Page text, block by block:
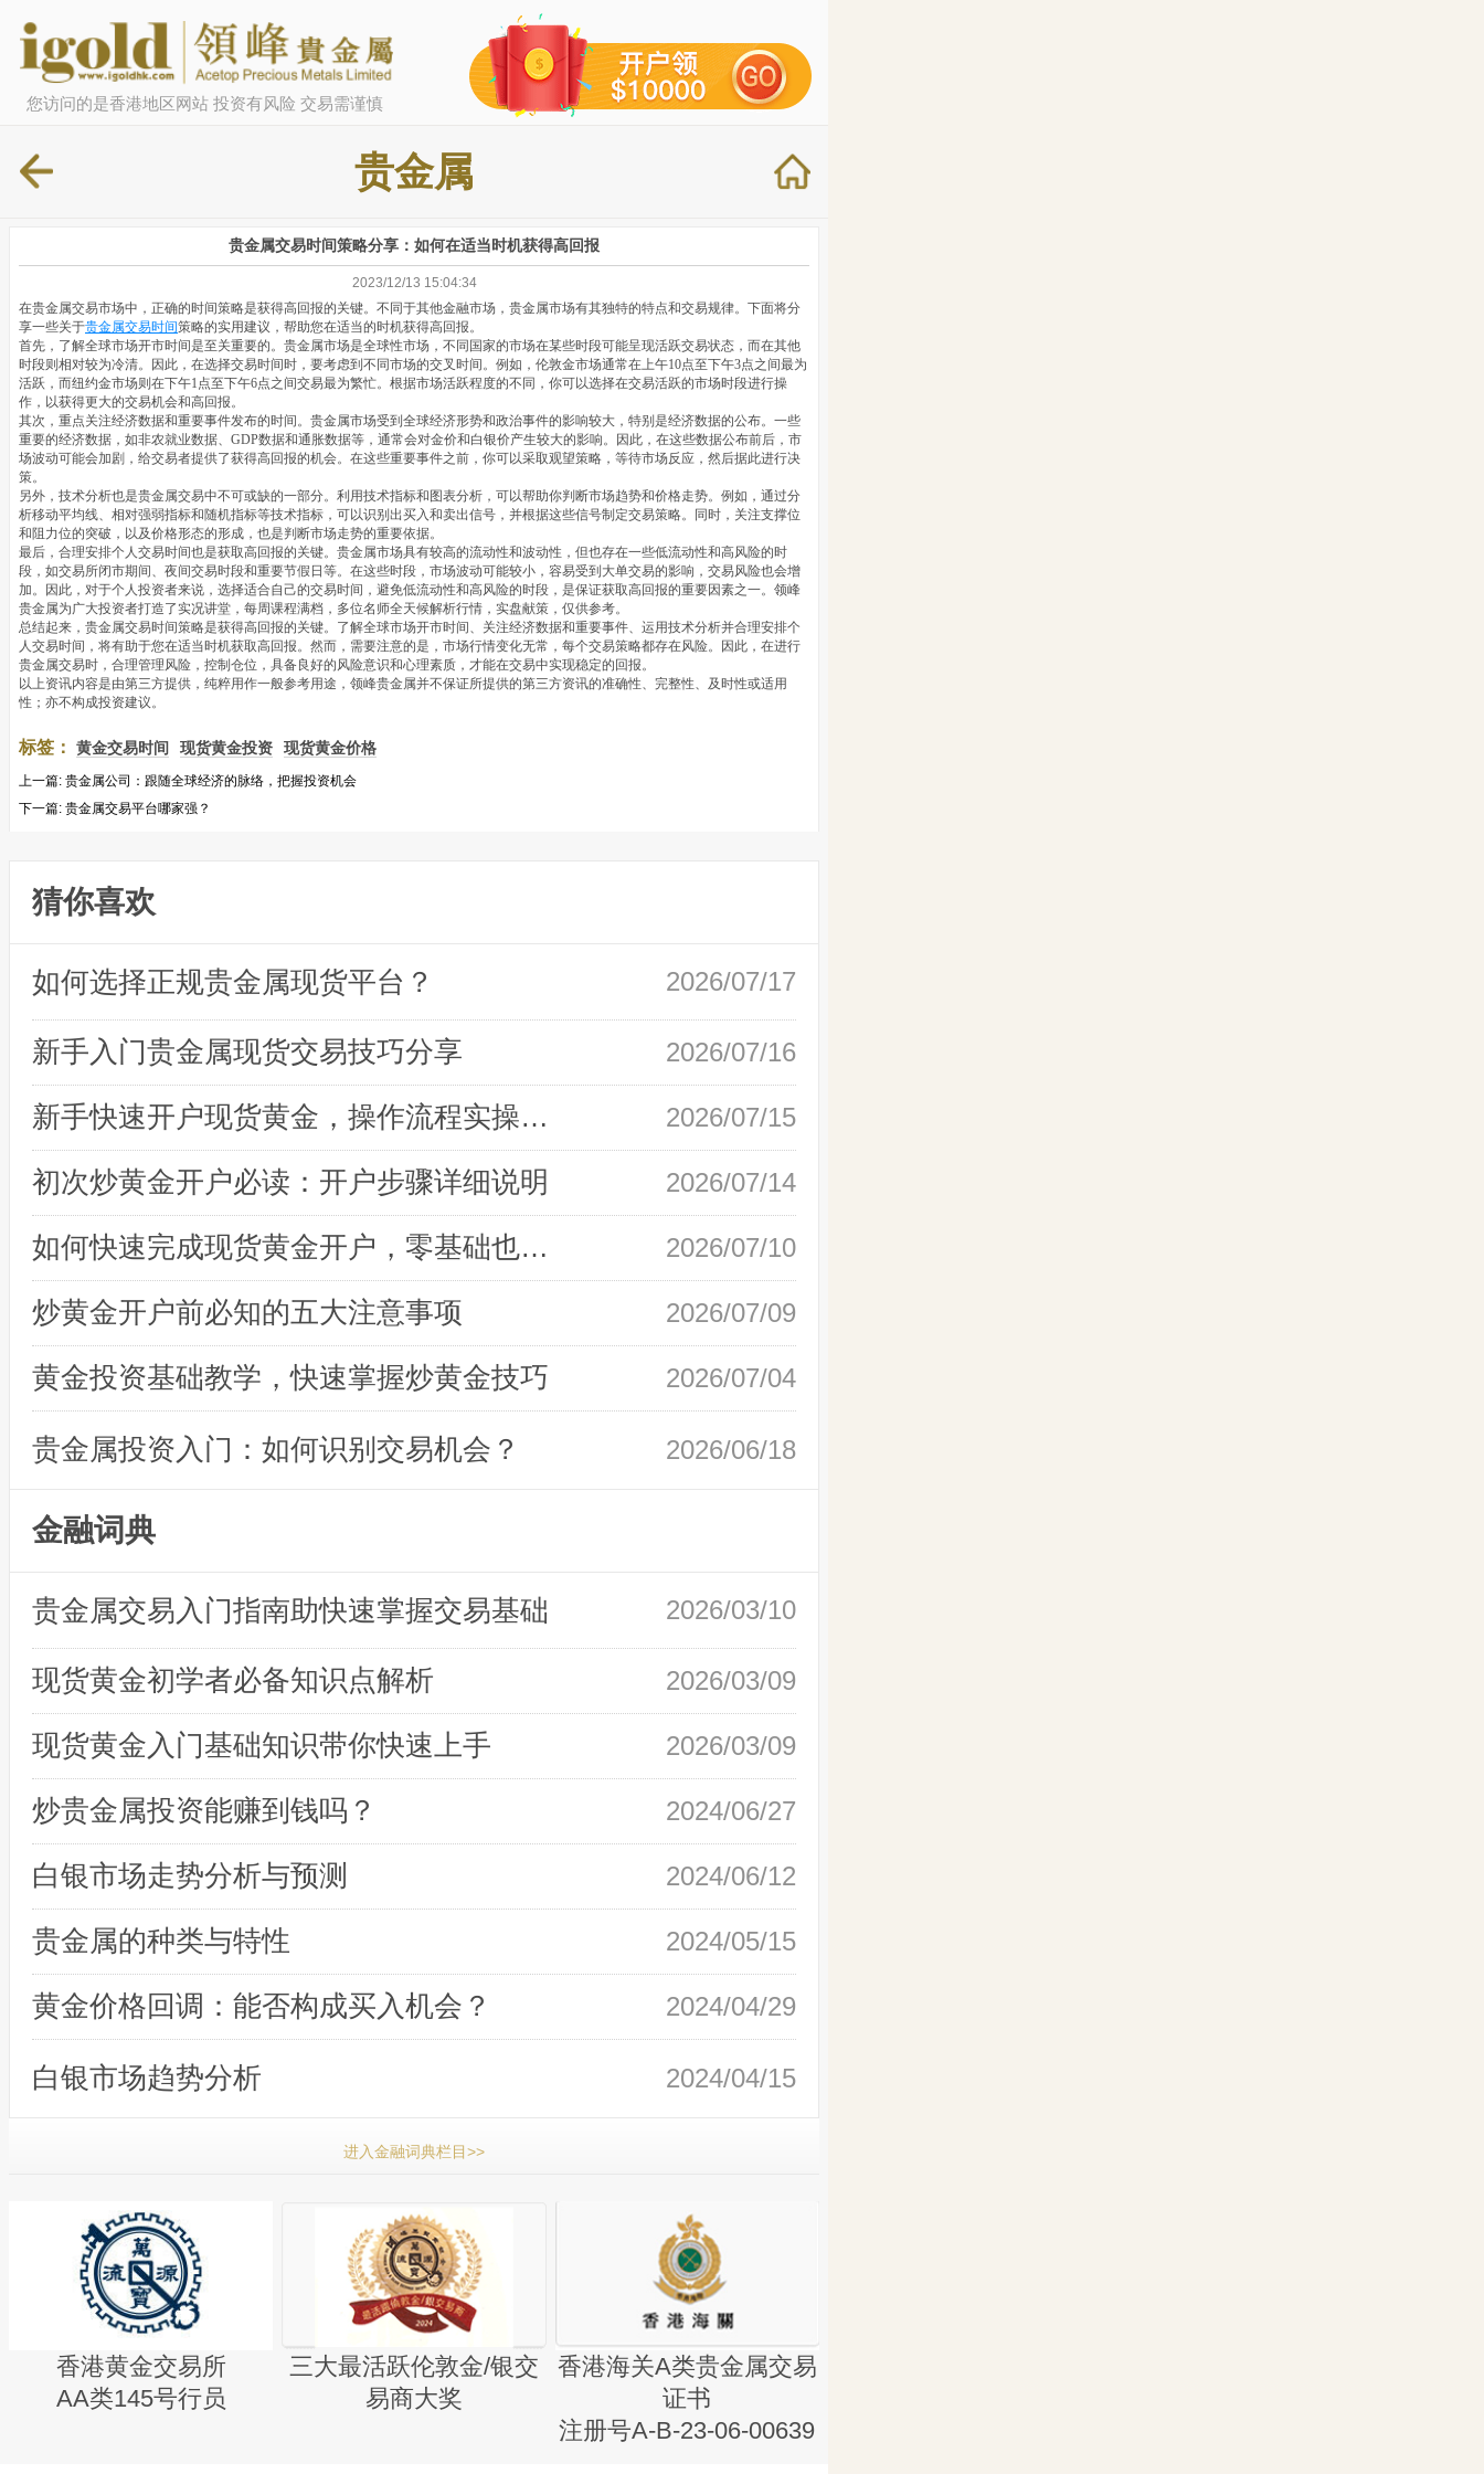
您访问的是香港地区网站 投资有风险 交易需谨慎
贵金属
贵金属交易时间策略分享：如何在适当时机获得高回报
2023/12/13 15:04:34
在贵金属交易市场中，正确的时间策略是获得高回报的关键。不同于其他金融市场，贵金属市场有其独特的特点和交易规律。下面将分
享一些关于贵金属交易时间策略的实用建议，帮助您在适当的时机获得高回报。
首先，了解全球市场开市时间是至关重要的。贵金属市场是全球性市场，不同国家的市场在某些时段可能呈现活跃交易状态，而在其他
时段则相对较为冷清。因此，在选择交易时间时，要考虑到不同市场的交叉时间。例如，伦敦金市场通常在上午10点至下午3点之间最为
活跃，而纽约金市场则在下午1点至下午6点之间交易最为繁忙。根据市场活跃程度的不同，你可以选择在交易活跃的市场时段进行操
作，以获得更大的交易机会和高回报。
其次，重点关注经济数据和重要事件发布的时间。贵金属市场受到全球经济形势和政治事件的影响较大，特别是经济数据的公布。一些
重要的经济数据，如非农就业数据、GDP数据和通胀数据等，通常会对金价和白银价产生较大的影响。因此，在这些数据公布前后，市
场波动可能会加剧，给交易者提供了获得高回报的机会。在这些重要事件之前，你可以采取观望策略，等待市场反应，然后据此进行决
策。
另外，技术分析也是贵金属交易中不可或缺的一部分。利用技术指标和图表分析，可以帮助你判断市场趋势和价格走势。例如，通过分
析移动平均线、相对强弱指标和随机指标等技术指标，可以识别出买入和卖出信号，并根据这些信号制定交易策略。同时，关注支撑位
和阻力位的突破，以及价格形态的形成，也是判断市场走势的重要依据。
最后，合理安排个人交易时间也是获取高回报的关键。贵金属市场具有较高的流动性和波动性，但也存在一些低流动性和高风险的时
段，如交易所闭市期间、夜间交易时段和重要节假日等。在这些时段，市场波动可能较小，容易受到大单交易的影响，交易风险也会增
加。因此，对于个人投资者来说，选择适合自己的交易时间，避免低流动性和高风险的时段，是保证获取高回报的重要因素之一。领峰
贵金属为广大投资者打造了实况讲堂，每周课程满档，多位名师全天候解析行情，实盘献策，仅供参考。
总结起来，贵金属交易时间策略是获得高回报的关键。了解全球市场开市时间、关注经济数据和重要事件、运用技术分析并合理安排个
人交易时间，将有助于您在适当时机获取高回报。然而，需要注意的是，市场行情变化无常，每个交易策略都存在风险。因此，在进行
贵金属交易时，合理管理风险，控制仓位，具备良好的风险意识和心理素质，才能在交易中实现稳定的回报。
以上资讯内容是由第三方提供，纯粹用作一般参考用途，领峰贵金属并不保证所提供的第三方资讯的准确性、完整性、及时性或适用
性；亦不构成投资建议。
标签： 黄金交易时间 现货黄金投资 现货黄金价格
上一篇: 贵金属公司：跟随全球经济的脉络，把握投资机会
下一篇: 贵金属交易平台哪家强？
猜你喜欢
如何选择正规贵金属现货平台？ 2026/07/17
新手入门贵金属现货交易技巧分享 2026/07/16
新手快速开户现货黄金，操作流程实操详解 2026/07/15
初次炒黄金开户必读：开户步骤详细说明 2026/07/14
如何快速完成现货黄金开户，零基础也能轻松上手 2026/07/10
炒黄金开户前必知的五大注意事项 2026/07/09
黄金投资基础教学，快速掌握炒黄金技巧 2026/07/04
贵金属投资入门：如何识别交易机会？ 2026/06/18
金融词典
贵金属交易入门指南助快速掌握交易基础 2026/03/10
现货黄金初学者必备知识点解析 2026/03/09
现货黄金入门基础知识带你快速上手 2026/03/09
炒贵金属投资能赚到钱吗？ 2024/06/27
白银市场走势分析与预测 2024/06/12
贵金属的种类与特性 2024/05/15
黄金价格回调：能否构成买入机会？ 2024/04/29
白银市场趋势分析 2024/04/15
进入金融词典栏目>>
香港黄金交易所
AA类145号行员
三大最活跃伦敦金/银交
易商大奖
香港海关A类贵金属交易
证书
注册号A-B-23-06-00639